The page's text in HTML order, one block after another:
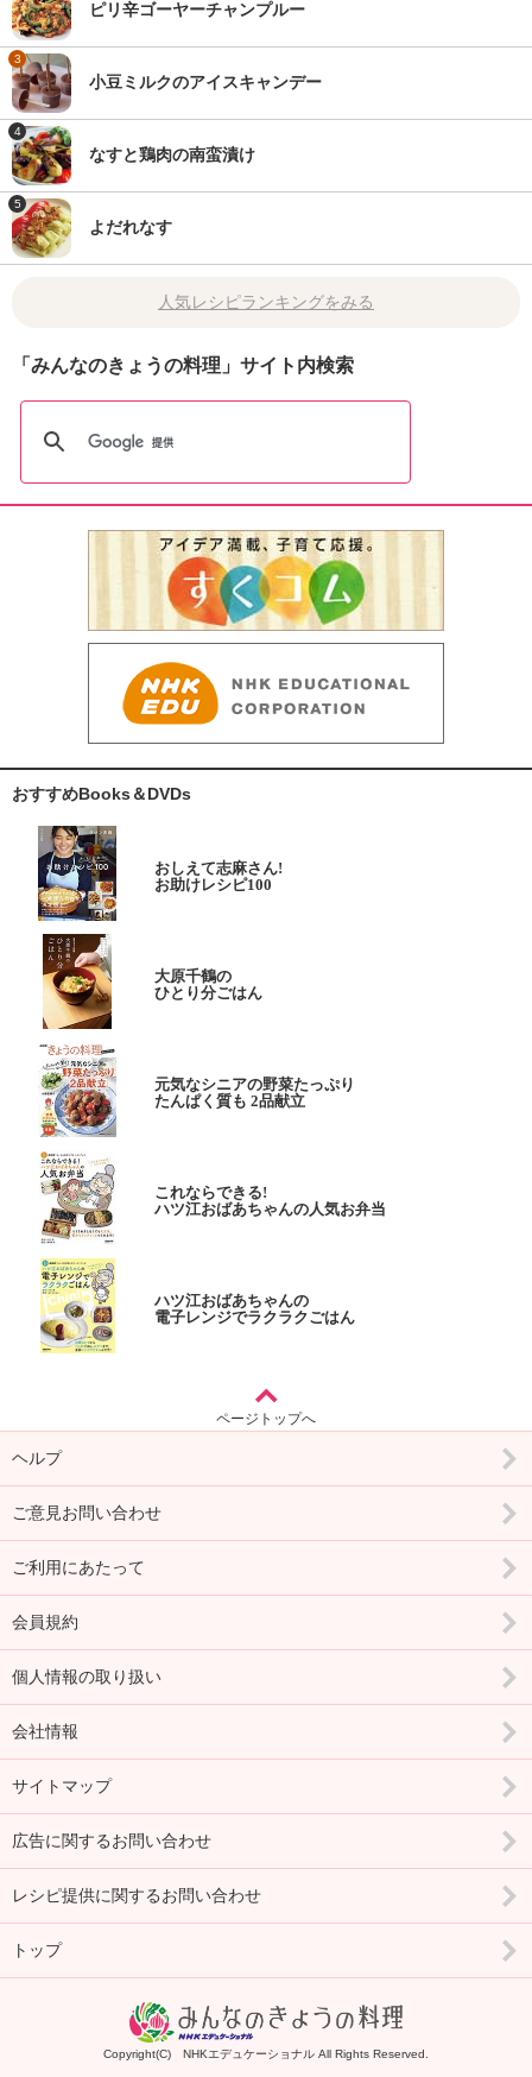
ピリ辛ゴーヤーチャンプルー
3
小豆ミルクのアイスキャンデー
4
なすと鶏肉の南蛮漬け
5
よだれなす
人気レシピランキングをみる
「みんなのきょうの料理」サイト内検索
おすすめBooks＆DVDs
おしえて志麻さん!
お助けレシピ100
大原千鶴の
ひとり分ごはん
元気なシニアの野菜たっぷり
たんぱく質も 2品献立
これならできる!
ハツ江おばあちゃんの人気お弁当
ハツ江おばあちゃんの
電子レンジでラクラクごはん
ページトップへ
ヘルプ
ご意見お問い合わせ
ご利用にあたって
会員規約
個人情報の取り扱い
会社情報
サイトマップ
広告に関するお問い合わせ
レシピ提供に関するお問い合わせ
トップ
Copyright(C) NHKエデュケーショナル All Rights Reserved.